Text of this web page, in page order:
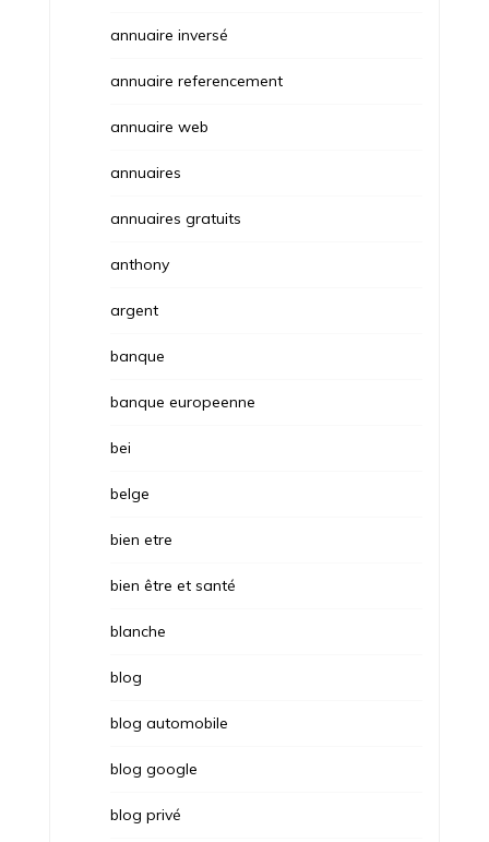
annuaire inversé
annuaire referencement
annuaire web
annuaires
annuaires gratuits
anthony
argent
banque
banque europeenne
bei
belge
bien etre
bien être et santé
blanche
blog
blog automobile
blog google
blog privé